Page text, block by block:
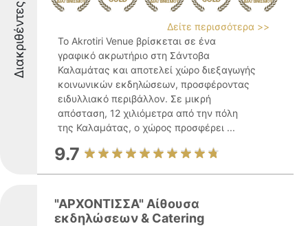
Διακριθέντες
Δείτε περισσότερα >>
Το Akrotiri Venue βρίσκεται σε ένα
γραφικό ακρωτήριο στη Σάντοβα
Καλαμάτας και αποτελεί χώρο διεξαγωγής
κοινωνικών εκδηλώσεων, προσφέροντας
ειδυλλιακό περιβάλλον. Σε μικρή
απόσταση, 12 χιλιόμετρα από την πόλη
της Καλαμάτας, ο χώρος προσφέρει ...
9.7
"ΑΡΧΟΝΤΙΣΣΑ" Αίθουσα
εκδηλώσεων & Catering